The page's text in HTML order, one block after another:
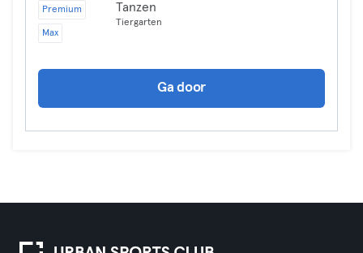
Premium
Max
Tanzen
Tiergarten
Ga door